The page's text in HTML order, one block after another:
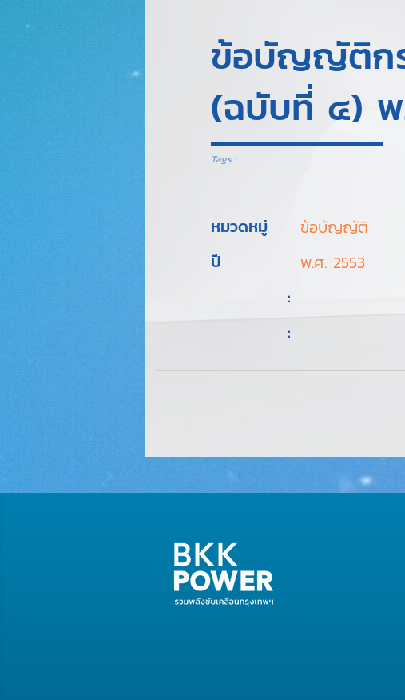
ข้อบัญญัติกรุ
(ฉบับที่ ๔)
Tags :
หมวดหมู่
ปี
ข้อบัญญัติ
พ.ศ. 2553
:
: